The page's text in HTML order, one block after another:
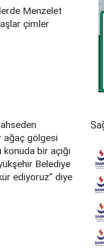
Menzelet
çimler
ağaç gölgesi
bir açığı
Belediye
ediyoruz” diye